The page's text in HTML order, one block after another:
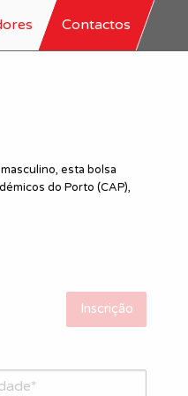
Contactos
esta bolsa
do Porto (CAP),
Inscrição